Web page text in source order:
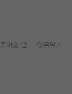
좋아요 (2) 댓글달기